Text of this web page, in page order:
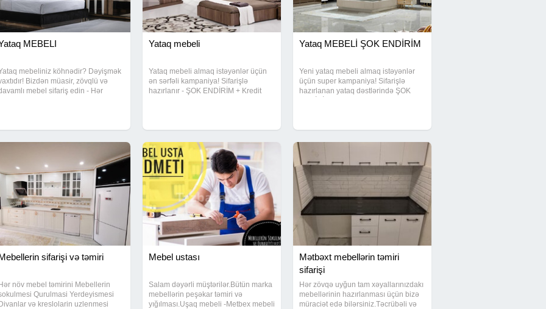
MEBELI
mebeliniz köhnədir? Dəyişmək
Bizdən müasir, zövqlü və
mebel sifariş edin - Hər
Yataq mebeli
Yataq mebeli almaq istəyənlər üçün
ən sərfəli kampaniya! Sifarişlə
hazırlanır - ŞOK ENDİRİM + Kredit
Yataq MEBELİ ŞOK ENDİRİM
Yeni yataq mebeli almaq istəyənlər
üçün super kampaniya! Sifarişlə
hazırlanan yataq dəstlərində ŞOK
Münasib
sifarişi və təmiri
növ mebel təmirini Mebellerin
Qurulmasi Yerdeyismesi
və kreslolarin uzlenmesi
Mebel ustası
Salam dəyərli müştərilər.Bütün marka
mebellərin peşəkar təmiri və
yığılması.Uşaq mebeli -Metbex mebeli
Mətbəxt mebellərin təmiri
sifarişi
Hər zövqə uyğun tam xəyallarınızdakı
mebellərinin hazırlanması üçün bizə
müraciət edə bilərsiniz.Təcrübəli və